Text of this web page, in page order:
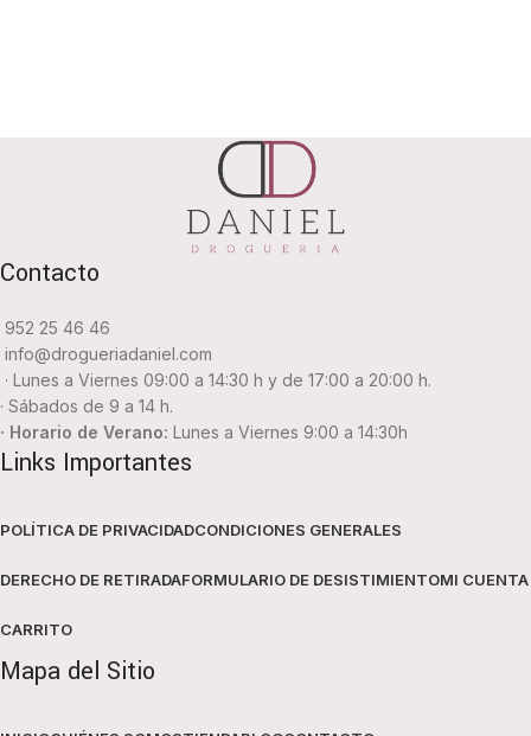
Contacto
952 25 46 46
info@drogueriadaniel.com
· Lunes a Viernes 09:00 a 14:30 h y de 17:00 a 20:00 h.
· Sábados de 9 a 14 h.
· Horario de Verano: Lunes a Viernes 9:00 a 14:30h
Links Importantes
POLÍTICA DE PRIVACIDADCONDICIONES GENERALES
DERECHO DE RETIRADAFORMULARIO DE DESISTIMIENTOMI CUENTA
CARRITO
Mapa del Sitio